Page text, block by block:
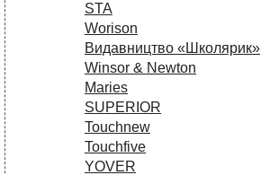
STA
Worison
Видавництво «Школярик»
Winsor & Newton
Maries
SUPERIOR
Touchnew
Touchfive
YOVER